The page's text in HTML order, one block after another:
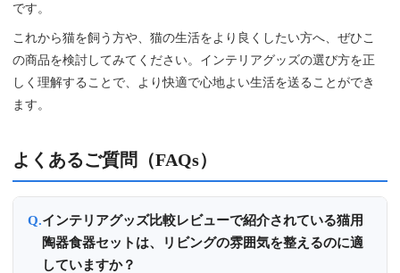
です。
これから猫を飼う方や、猫の生活をより良くしたい方へ、ぜひこ
の商品を検討してみてください。インテリアグッズの選び方を正
しく理解することで、より快適で心地よい生活を送ることができ
ます。
よくあるご質問（FAQs）
インテリアグッズ比較レビューで紹介されている猫用
陶器食器セットは、リビングの雰囲気を整えるのに適
していますか？